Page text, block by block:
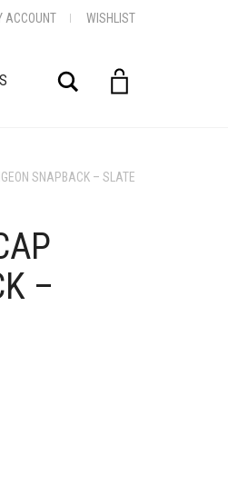
ACCOUNT WISHLIST
Rechercher
SNAPBACK – SLATE
–